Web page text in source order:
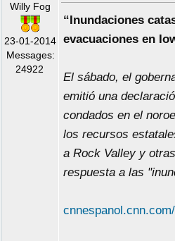
Willy Fog
23-01-2014
Messages:
24922
“Inundaciones
evacuaciones en
El sábado, el
emitió una
condados en el
los recursos
a Rock Valley y
respuesta a las